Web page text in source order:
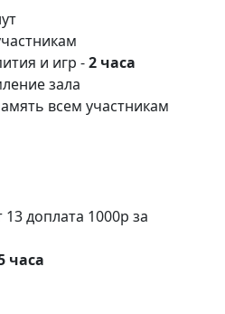
и игр -2 часа
зала
всем участникам
доплата 1000р за
часа